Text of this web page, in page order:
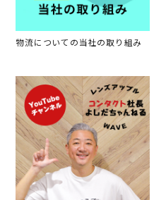
物流についての当社の取り組み